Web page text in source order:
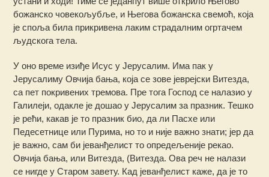
божанско човекољубље, и Његова божанска свемоћ, која
је споља била прикривена лаким страдалним огртачем
људскога тела.
У оно време изиђе Исус у Јерусалим. Има пак у
Јерусалиму Овчија бања, која се зове јеврејски Витезда,
са пет покривених тремова. Пре тога Господ се налазио у
Галилеји, одакле је дошао у Јерусалим за празник. Тешко
је рећи, какав је то празник био, да ли Пасхе или
Педесетнице или Пурима, но то и није важно знати; јер да
је важно, сам би јеванђелист то опредељеније рекао.
Овчија бања, или Витезда, (Витезда. Ова реч не налази
се нигде у Старом завету. Кад јеванђелист каже, да је то